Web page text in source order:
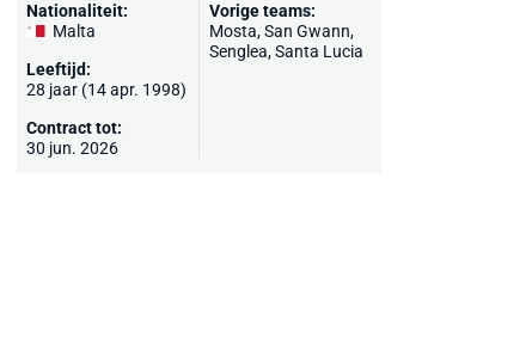
Nationaliteit:
Malta
Leeftijd:
28 jaar (14 apr. 1998)
Contract tot:
30 jun. 2026
Vorige teams:
Mosta, San Gwann,
Senglea, Santa Lucia